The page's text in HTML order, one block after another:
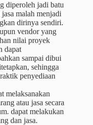
diperoleh jadi batu
malah menjadi
dirinya sendiri.
vendor yang
nilai proyek
dapat
sampai dibui
sehingga
penyediaan
melaksanakan
atau jasa secara
dapat melakukan
dan jasa.